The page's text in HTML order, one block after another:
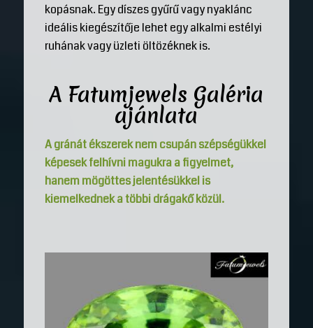
kopásnak. Egy díszes gyűrű vagy nyaklánc
ideális kiegészítője lehet egy alkalmi estélyi
ruhának vagy üzleti öltözéknek is.
A Fatumjewels Galéria
ajánlata
A gránát ékszerek nem csupán szépségükkel
képesek felhívni magukra a figyelmet,
hanem mögöttes jelentésükkel is
kiemelkednek a többi drágakő közül.